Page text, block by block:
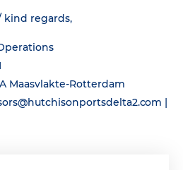
regards,
Maasvlakte-Rotterdam
|